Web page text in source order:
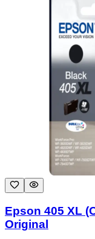
Epson 405 XL
Original